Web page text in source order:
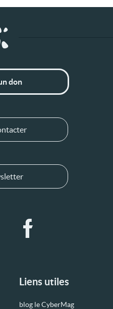
Liens utiles
blog le CyberMag
don